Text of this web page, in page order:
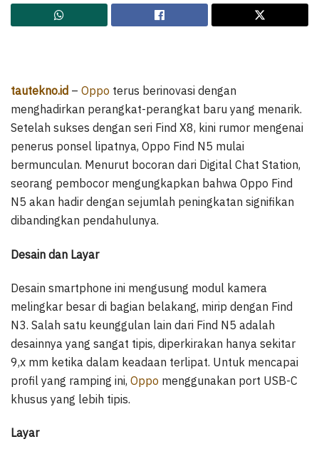
tautekno.id – Oppo terus berinovasi dengan
menghadirkan perangkat-perangkat baru yang menarik.
Setelah sukses dengan seri Find X8, kini rumor mengenai
penerus ponsel lipatnya, Oppo Find N5 mulai
bermunculan. Menurut bocoran dari Digital Chat Station,
seorang pembocor mengungkapkan bahwa Oppo Find
N5 akan hadir dengan sejumlah peningkatan signifikan
dibandingkan pendahulunya.
Desain dan Layar
Desain smartphone ini mengusung modul kamera
melingkar besar di bagian belakang, mirip dengan Find
N3. Salah satu keunggulan lain dari Find N5 adalah
desainnya yang sangat tipis, diperkirakan hanya sekitar
9,x mm ketika dalam keadaan terlipat. Untuk mencapai
profil yang ramping ini, Oppo menggunakan port USB-C
khusus yang lebih tipis.
Layar